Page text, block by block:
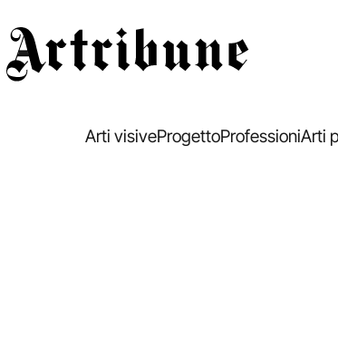
Arti visiveProgettoProfessioniArti